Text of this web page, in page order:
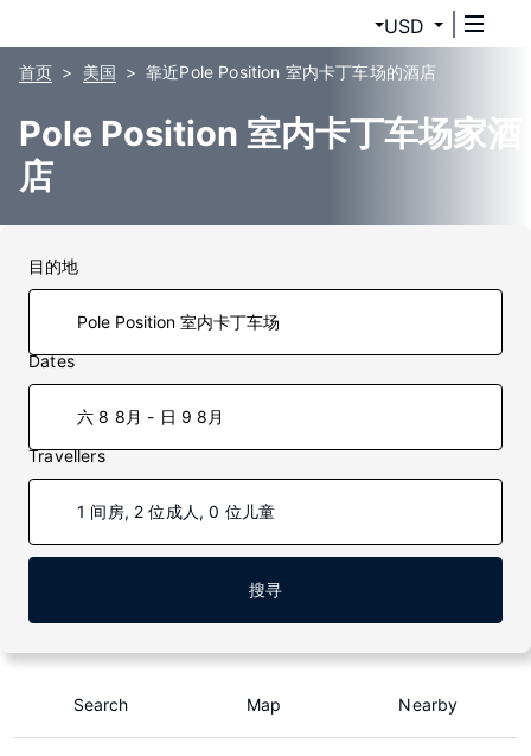
USD
首页 美国 靠近Pole Position 室内卡丁车场的酒店
Pole Position 室内卡丁车场家酒
店
目的地
Dates
六 8 8月 - 日 9 8月
Travellers
1 间房, 2 位成人, 0 位儿童
搜寻
Search Map Nearby